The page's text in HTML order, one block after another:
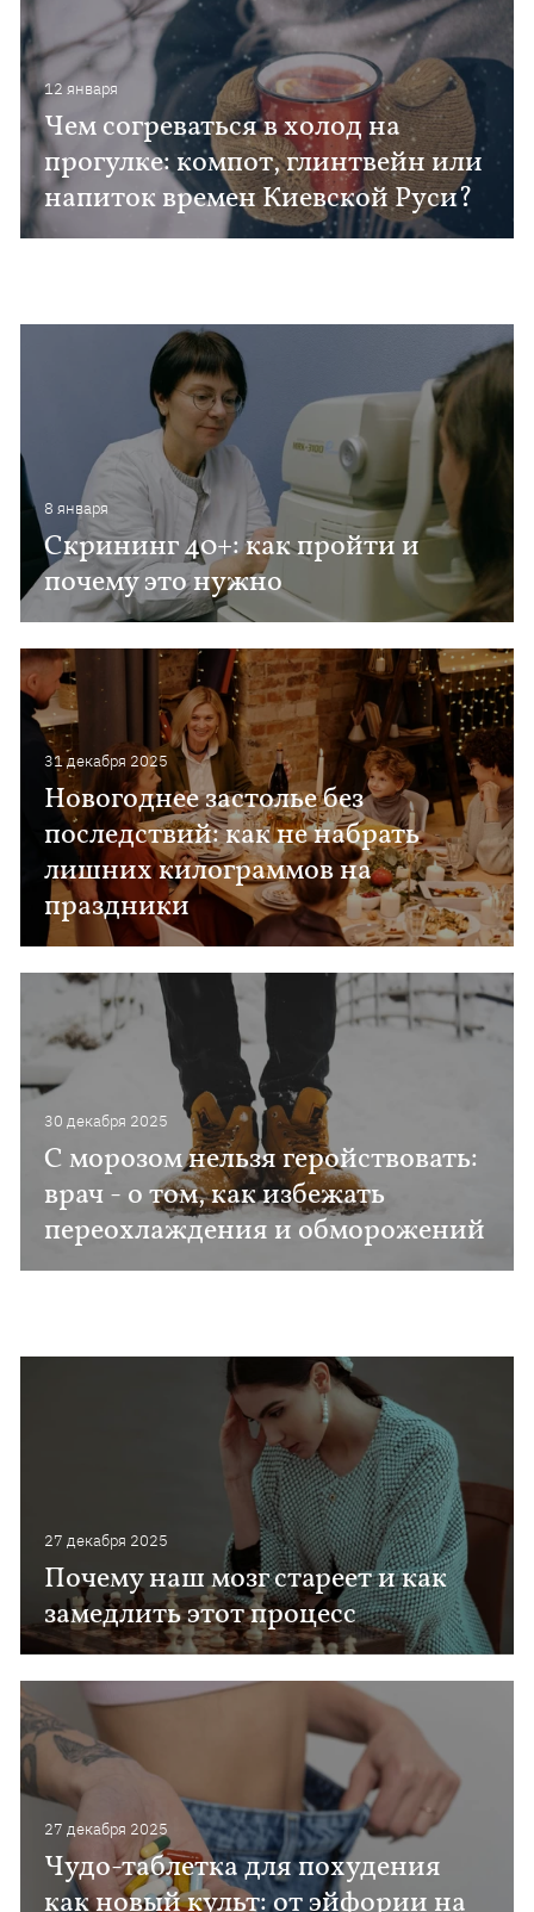
12 января
Чем согреваться в холод на
прогулке: компот, глинтвейн или
напиток времен Киевской Руси?
8 января
Скрининг 40+: как пройти и
почему это нужно
31 декабря 2025
Новогоднее застолье без
последствий: как не набрать
лишних килограммов на
праздники
30 декабря 2025
С морозом нельзя геройствовать:
врач - о том, как избежать
переохлаждения и обморожений
27 декабря 2025
Почему наш мозг стареет и как
замедлить этот процесс
27 декабря 2025
Чудо-таблетка для похудения
как новый культ: от эйфории на